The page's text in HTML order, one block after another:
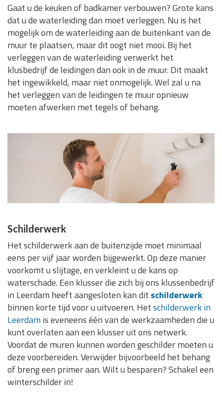
Gaat u de keuken of badkamer verbouwen? Grote kans
dat u de waterleiding dan moet verleggen. Nu is het
mogelijk om de waterleiding aan de buitenkant van de
muur te plaatsen, maar dit oogt niet mooi. Bij het
verleggen van de waterleiding verwerkt het
klusbedrijf de leidingen dan ook in de muur. Dit maakt
het ingewikkeld, maar niet onmogelijk. Wel zal u na
het verleggen van de leidingen te muur opnieuw
moeten afwerken met tegels of behang.
Schilderwerk
Het schilderwerk aan de buitenzijde moet minimaal
eens per vijf jaar worden bijgewerkt. Op deze manier
voorkomt u slijtage, en verkleint u de kans op
waterschade. Een klusser die zich bij ons klussenbedrijf
in Leerdam heeft aangesloten kan dit schilderwerk
binnen korte tijd voor u uitvoeren. Hetschilderwerk in
Leerdamis eveneens één van de werkzaamheden die u
kunt overlaten aan een klusser uit ons netwerk.
Voordat de muren kunnen worden geschilder moeten u
deze voorbereiden. Verwijder bijvoorbeeld het behang
of breng een primer aan. Wilt u besparen? Schakel een
winterschilder in!